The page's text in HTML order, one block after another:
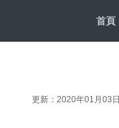
首頁
更新：2020年01月03日